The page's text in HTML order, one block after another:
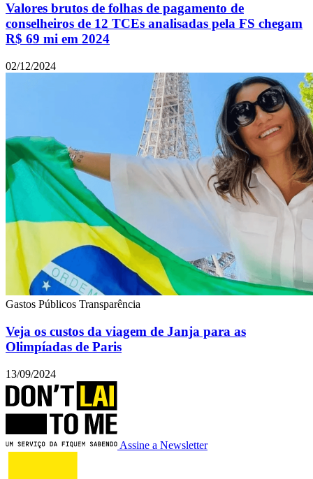
Valores brutos de folhas de pagamento de
conselheiros de 12 TCEs analisadas pela FS chegam
R$ 69 mi em 2024
02/12/2024
Gastos Públicos Transparência
Veja os custos da viagem de Janja para as
Olimpíadas de Paris
13/09/2024
Assine a Newsletter